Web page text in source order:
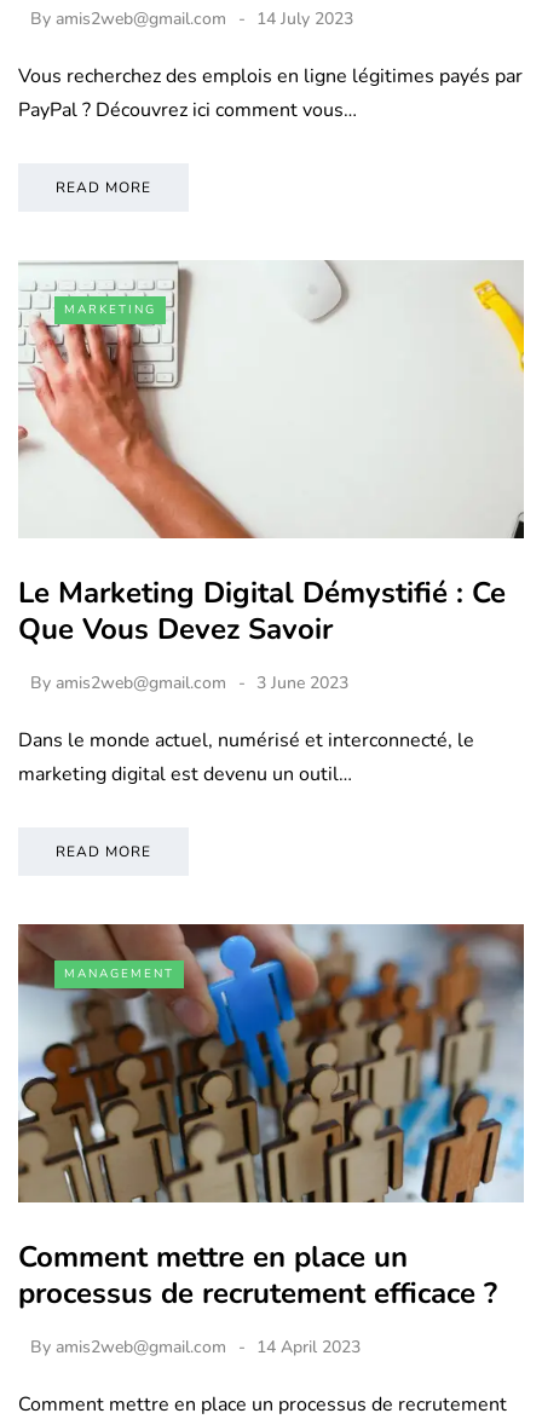
By amis2web@gmail.com 14 July 2023
Vous recherchez des emplois en ligne légitimes payés par
PayPal ? Découvrez ici comment vous…
READ MORE
MARKETING
Le Marketing Digital Démystifié : Ce
Que Vous Devez Savoir
By amis2web@gmail.com 3 June 2023
Dans le monde actuel, numérisé et interconnecté, le
marketing digital est devenu un outil…
READ MORE
MANAGEMENT
Comment mettre en place un
processus de recrutement efficace ?
By amis2web@gmail.com 14 April 2023
Comment mettre en place un processus de recrutement